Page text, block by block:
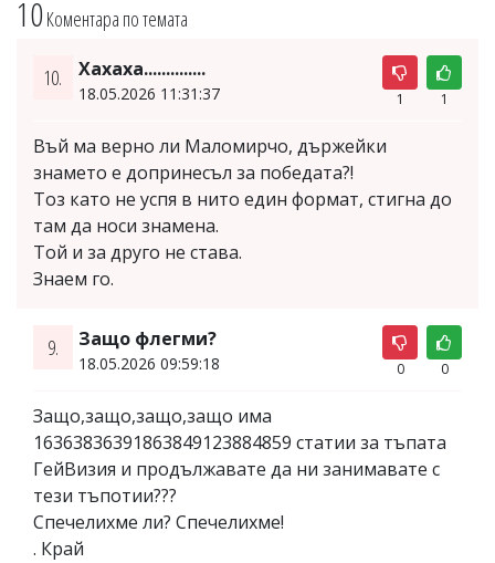
10Коментара по темата
10. Хахаха..............
18.05.2026 11:31:37 1 1
Въй ма верно ли Маломирчо, държейки
знамето е допринесъл за победата?!
Тоз като не успя в нито един формат, стигна до
там да носи знамена.
Той и за друго не става.
Знаем го.
9. Защо флегми?
18.05.2026 09:59:18 0 0
Защо,защо,защо,защо има
16363836391863849123884859 статии за тъпата
ГейВизия и продължавате да ни занимавате с
тези тъпотии???
Спечелихме ли? Спечелихме!
. Край